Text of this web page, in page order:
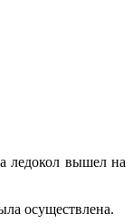
ледокол вышел на
осуществлена.